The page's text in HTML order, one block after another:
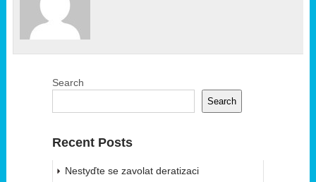
Search
Search
Recent Posts
Nestyďte se zavolat deratizaci